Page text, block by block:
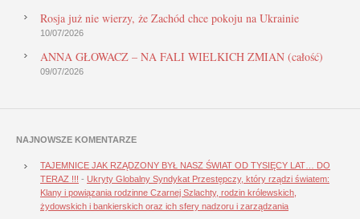
Rosja już nie wierzy, że Zachód chce pokoju na Ukrainie
10/07/2026
ANNA GŁOWACZ – NA FALI WIELKICH ZMIAN (całość)
09/07/2026
NAJNOWSZE KOMENTARZE
TAJEMNICE JAK RZĄDZONY BYŁ NASZ ŚWIAT OD TYSIĘCY LAT… DO
TERAZ !!! - Ukryty Globalny Syndykat Przestępczy, który rządzi światem:
Klany i powiązania rodzinne Czarnej Szlachty, rodzin królewskich,
żydowskich i bankierskich oraz ich sfery nadzoru i zarządzania